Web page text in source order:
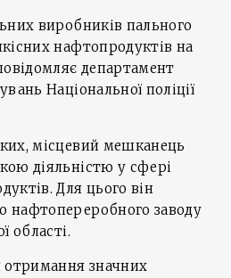
виробників пального
нафтопродуктів на
департамент
Національної поліції
місцевий мешканець
діяльністю у сфері
Для цього він
нафтопереробного заводу
області.
отримання значних